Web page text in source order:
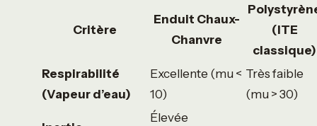
Critère
Enduit Chaux-
Chanvre
(ITE
classique)
Respirabilité
(Vapeur d’eau)
Excellente (mu <
10)
Très faible
(mu > 30)
Élevée